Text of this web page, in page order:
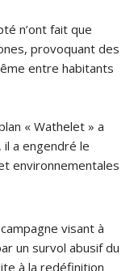
n’ont fait que
provoquant des
entre habitants
« Wathelet » a
a engendré le
environnementales
visant à
un survol abusif du
à la redéfinition